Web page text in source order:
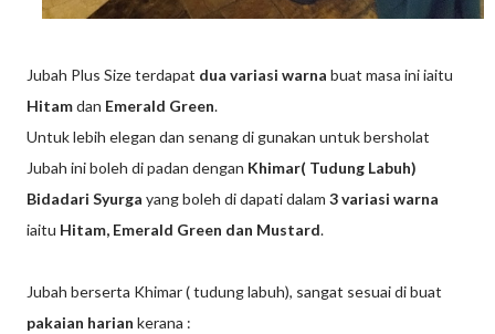
Jubah Plus Size terdapat dua variasi warna buat masa ini iaitu
Hitamdan Emerald Green.
Untuk lebih elegan dan senang di gunakan untuk bersholat
Jubah ini boleh di padan dengan Khimar( Tudung Labuh)
Bidadari Syurga yang boleh di dapati dalam 3 variasi warna
iaitu Hitam, Emerald Green dan Mustard.
Jubah berserta Khimar ( tudung labuh), sangat sesuai di buat
pakaian harian kerana :